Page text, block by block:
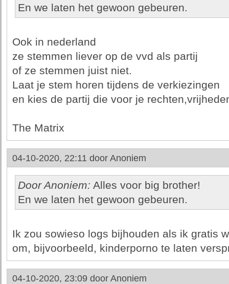
En we laten het gewoon gebeuren.
Ook in nederland
ze stemmen liever op de vvd als partij
of ze stemmen juist niet.
Laat je stem horen tijdens de verkiezingen
en kies de partij die voor je
The Matrix
04-10-2020, 22:11 door Anoniem
Door Anoniem: Alles voor big brother!
En we laten het gewoon gebeuren.
Ik zou sowieso logs bijhouden als ik gratis
om, bijvoorbeeld, kinderporno te laten
04-10-2020, 23:09 door Anoniem